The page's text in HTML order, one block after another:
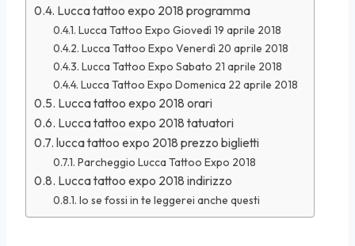
Lucca tattoo expo 2018 programma
Lucca Tattoo Expo Giovedì 19 aprile 2018
Lucca Tattoo Expo Venerdì 20 aprile 2018
Lucca Tattoo Expo Sabato 21 aprile 2018
Lucca Tattoo Expo Domenica 22 aprile 2018
Lucca tattoo expo 2018 orari
Lucca tattoo expo 2018 tatuatori
lucca tattoo expo 2018 prezzo biglietti
Parcheggio Lucca Tattoo Expo 2018
Lucca tattoo expo 2018 indirizzo
Io se fossi in te leggerei anche questi